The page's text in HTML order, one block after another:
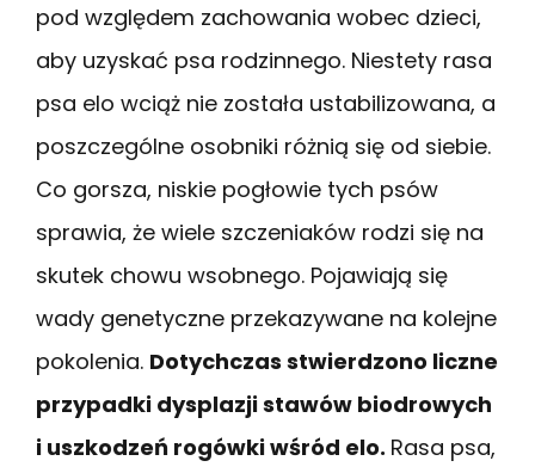
pod względem zachowania wobec dzieci,
aby uzyskać psa rodzinnego. Niestety rasa
psa elo wciąż nie została ustabilizowana, a
poszczególne osobniki różnią się od siebie.
Co gorsza, niskie pogłowie tych psów
sprawia, że wiele szczeniaków rodzi się na
skutek chowu wsobnego. Pojawiają się
wady genetyczne przekazywane na kolejne
pokolenia. Dotychczas stwierdzono liczne
przypadki dysplazji stawów biodrowych
i uszkodzeń rogówki wśród elo. Rasa psa,